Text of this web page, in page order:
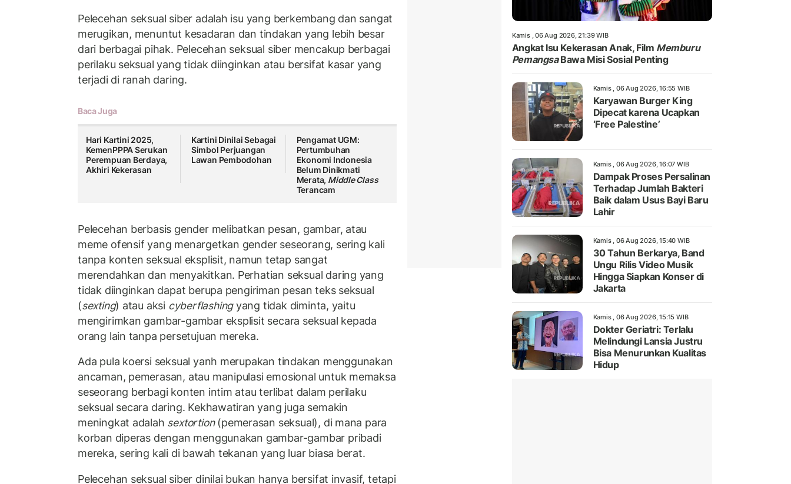
Pelecehan seksual siber adalah isu yang berkembang dan sangat
merugikan, menuntut kesadaran dan tindakan yang lebih besar
dari berbagai pihak. Pelecehan seksual siber mencakup berbagai
perilaku seksual yang tidak diinginkan atau bersifat kasar yang
terjadi di ranah daring.
Baca Juga
Hari Kartini 2025,
KemenPPPA Serukan
Perempuan Berdaya,
Akhiri Kekerasan
Kartini Dinilai Sebagai
Simbol Perjuangan
Lawan Pembodohan
Pengamat UGM:
Pertumbuhan
Ekonomi Indonesia
Belum Dinikmati
Merata, Middle Class
Terancam
Pelecehan berbasis gender melibatkan pesan, gambar, atau
meme ofensif yang menargetkan gender seseorang, sering kali
tanpa konten seksual eksplisit, namun tetap sangat
merendahkan dan menyakitkan. Perhatian seksual daring yang
tidak diinginkan dapat berupa pengiriman pesan teks seksual
(sexting) atau aksi cyberflashingyang tidak diminta, yaitu
mengirimkan gambar-gambar eksplisit secara seksual kepada
orang lain tanpa persetujuan mereka.
Ada pula koersi seksual yanh merupakan tindakan menggunakan
ancaman, pemerasan, atau manipulasi emosional untuk memaksa
seseorang berbagi konten intim atau terlibat dalam perilaku
seksual secara daring. Kekhawatiran yang juga semakin
meningkat adalah sextortion(pemerasan seksual), di mana para
korban diperas dengan menggunakan gambar-gambar pribadi
mereka, sering kali di bawah tekanan yang luar biasa berat.
Pelecehan seksual siber dinilai bukan hanya bersifat invasif, tetapi
Kamis , 06 Aug 2026, 21:39 WIB
Angkat Isu Kekerasan Anak, Film Memburu
PemangsaBawa Misi Sosial Penting
Kamis , 06 Aug 2026, 16:55 WIB
Karyawan Burger King
Dipecat karena Ucapkan
‘Free Palestine’
Kamis , 06 Aug 2026, 16:07 WIB
Dampak Proses Persalinan
Terhadap Jumlah Bakteri
Baik dalam Usus Bayi Baru
Lahir
Kamis , 06 Aug 2026, 15:40 WIB
30 Tahun Berkarya, Band
Ungu Rilis Video Musik
Hingga Siapkan Konser di
Jakarta
Kamis , 06 Aug 2026, 15:15 WIB
Dokter Geriatri: Terlalu
Melindungi Lansia Justru
Bisa Menurunkan Kualitas
Hidup